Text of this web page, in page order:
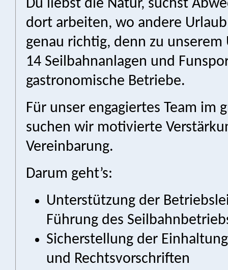
Du liebst die Natur, suchst
dort arbeiten, wo andere
genau richtig, denn zu
14 Seilbahnanlagen und
gastronomische Betriebe.
Für unser engagiertes Team im
suchen wir motivierte
Vereinbarung.
Darum geht’s:
Unterstützung der
Führung des
Sicherstellung der
und Rechtsvorschriften